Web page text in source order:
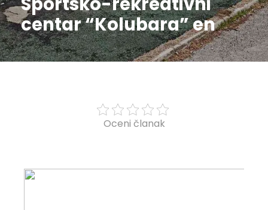
centar “Kolubara” en
Oceni članak